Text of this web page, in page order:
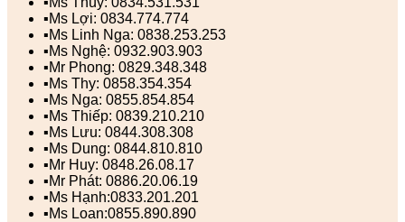
▪️Ms Lợi: 0834.774.774
▪️Ms Linh Nga: 0838.253.253
▪️Ms Nghệ: 0932.903.903
▪️Mr Phong: 0829.348.348
▪️Ms Thy: 0858.354.354
▪️Ms Nga: 0855.854.854
▪️Ms Thiếp: 0839.210.210
▪️Ms Lưu: 0844.308.308
▪️Ms Dung: 0844.810.810
▪️Mr Huy: 0848.26.08.17
▪️Mr Phát: 0886.20.06.19
▪️Ms Hạnh:0833.201.201
▪️Ms Loan:0855.890.890